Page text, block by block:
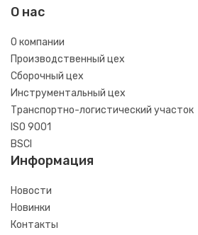
О нас
О компании
Производственный цех
Сборочный цех
Инструментальный цех
Транспортно-логистический участок
ISO 9001
BSCI
Информация
Новости
Новинки
Контакты